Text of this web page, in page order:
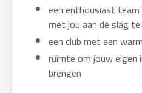
een enthousiast
met jou aan de slag
een club met een
ruimte om jouw eigen
brengen